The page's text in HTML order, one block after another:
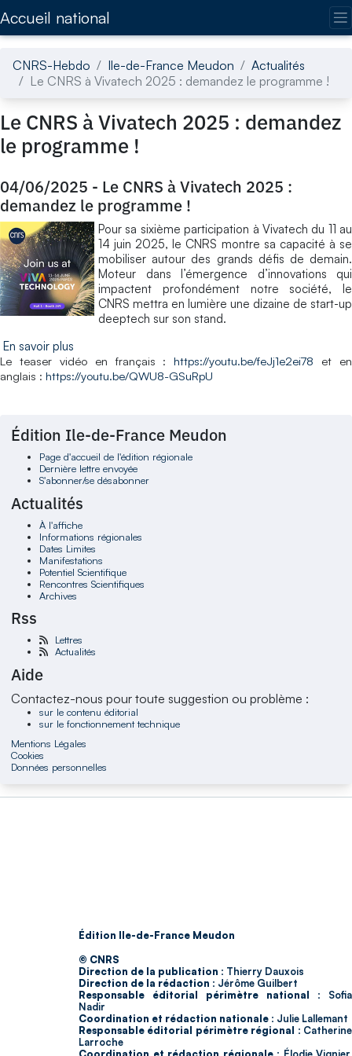
Accueil national
CNRS-Hebdo Ile-de-France Meudon
Actualités
Le CNRS à Vivatech 2025 : demandez le programme !
Le CNRS à Vivatech 2025 : demandez
le programme !
04/06/2025 - Le CNRS à Vivatech 2025 :
demandez le programme !
Pour sa sixième participation à Vivatech du 11 au
14 juin 2025, le CNRS montre sa capacité à se
mobiliser autour des grands défis de demain.
Moteur dans l’émergence d’innovations qui
impactent profondément notre société, le
CNRS mettra en lumière une dizaine de start-up
deeptech sur son stand.
En savoir plus
Le teaser vidéo en français :https://youtu.be/feJj1e2ei78 et en
anglais : https://youtu.be/QWU8-GSuRpU
Édition Ile-de-France Meudon
Page d'accueil de l'édition régionale
Dernière lettre envoyée
S'abonner/se désabonner
Actualités
À l'affiche
Informations régionales
Dates Limites
Manifestations
Potentiel Scientifique
Rencontres Scientifiques
Archives
Rss
Lettres
Actualités
Aide
Contactez-nous pour toute suggestion ou problème :
sur le contenu éditorial
sur le fonctionnement technique
Mentions Légales
Cookies
Données personnelles
Édition Ile-de-France Meudon
© CNRS
Direction de la publication : Thierry Dauxois
Direction de la rédaction : Jérôme Guilbert
Responsable éditorial périmètre national : Sofia
Nadir
Coordination et rédaction nationale : Julie Lallemant
Responsable éditorial périmètre régional : Catherine
Larroche